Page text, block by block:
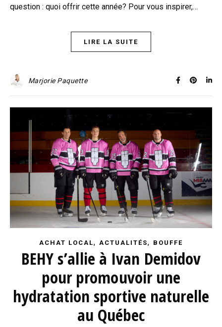
question : quoi offrir cette année? Pour vous inspirer,…
LIRE LA SUITE
Marjorie Paquette
ACHAT LOCAL, ACTUALITÉS, BOUFFE
BEHY s’allie à Ivan Demidov
pour promouvoir une
hydratation sportive naturelle
au Québec